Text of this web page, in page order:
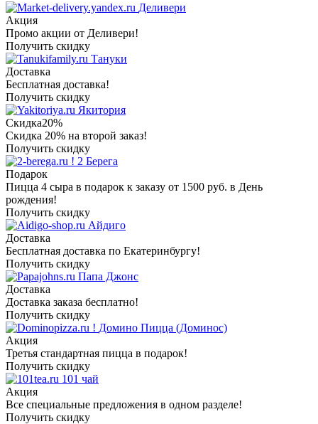
Деливери
Акция
Промо акции от Деливери!
Получить скидку
Тануки
Доставка
Бесплатная доставка!
Получить скидку
Якитория
Скидка20%
Скидка 20% на второй заказ!
Получить скидку
2 Берега
Подарок
Пицца 4 сыра в подарок к заказу от 1500 руб. в День
рождения!
Получить скидку
Айдиго
Доставка
Бесплатная доставка по Екатеринбургу!
Получить скидку
Папа Джонс
Доставка
Доставка заказа бесплатно!
Получить скидку
Домино Пицца (Доминос)
Акция
Третья стандартная пицца в подарок!
Получить скидку
101 чай
Акция
Все специальные предложения в одном разделе!
Получить скидку